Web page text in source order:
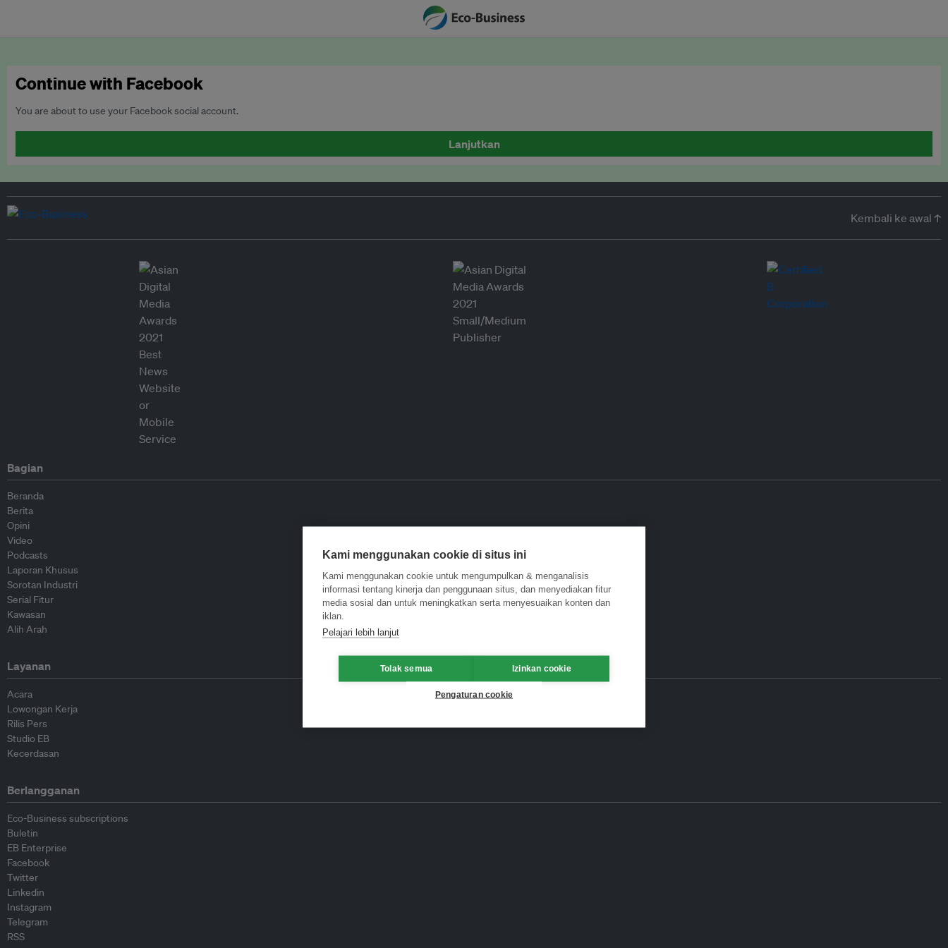
Continue with Facebook
You are about to use your Facebook social account.
Lanjutkan
Kembali ke awal ↑
Bagian
Beranda
Berita
Opini
Video
Podcasts
Laporan Khusus
Sorotan Industri
Serial Fitur
Kawasan
Alih Arah
Layanan
Acara
Lowongan Kerja
Rilis Pers
Studio EB
Kecerdasan
Berlangganan
Eco-Business subscriptions
Buletin
EB Enterprise
Facebook
Twitter
Linkedin
Instagram
Telegram
RSS
Kami menggunakan cookie di situs ini
Kami menggunakan cookie untuk mengumpulkan & menganalisis
informasi tentang kinerja dan penggunaan situs, dan menyediakan fitur
media sosial dan untuk meningkatkan serta menyesuaikan konten dan
iklan.
Pelajari lebih lanjut
Tolak semua Izinkan cookie
Pengaturan cookie